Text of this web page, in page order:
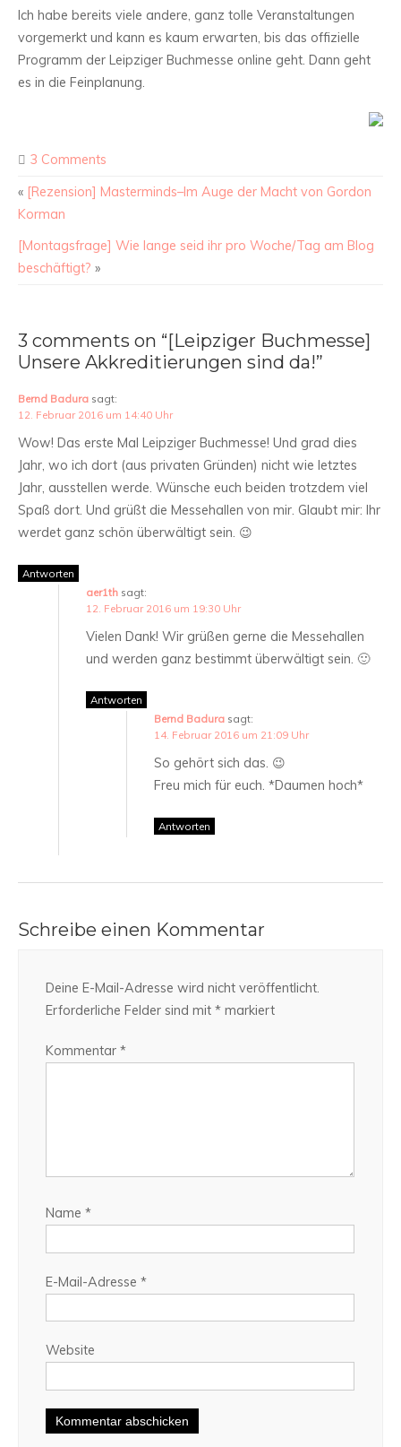
Ich habe bereits viele andere, ganz tolle Veranstaltungen
vorgemerkt und kann es kaum erwarten, bis das offizielle
Programm der Leipziger Buchmesse online geht. Dann geht
es in die Feinplanung.
3 Comments
« [Rezension] Masterminds–Im Auge der Macht von Gordon
Korman
[Montagsfrage] Wie lange seid ihr pro Woche/Tag am Blog
beschäftigt? »
3 comments on “[Leipziger Buchmesse]
Unsere Akkreditierungen sind da!”
Bernd Badura sagt:
12. Februar 2016 um 14:40 Uhr
Wow! Das erste Mal Leipziger Buchmesse! Und grad dies
Jahr, wo ich dort (aus privaten Gründen) nicht wie letztes
Jahr, ausstellen werde. Wünsche euch beiden trotzdem viel
Spaß dort. Und grüßt die Messehallen von mir. Glaubt mir: Ihr
werdet ganz schön überwältigt sein. 😉
Antworten
aer1th sagt:
12. Februar 2016 um 19:30 Uhr
Vielen Dank! Wir grüßen gerne die Messehallen
und werden ganz bestimmt überwältigt sein. 🙂
Antworten
Bernd Badura sagt:
14. Februar 2016 um 21:09 Uhr
So gehört sich das. 😉
Freu mich für euch. *Daumen hoch*
Antworten
Schreibe einen Kommentar
Deine E-Mail-Adresse wird nicht veröffentlicht.
Erforderliche Felder sind mit * markiert
Kommentar *
Name *
E-Mail-Adresse *
Website